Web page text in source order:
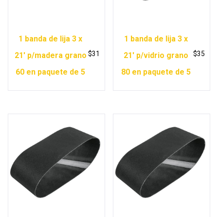
1 banda de lija 3 x
21′ p/madera grano
60 en paquete de 5
$31
1 banda de lija 3 x
21′ p/vidrio grano
80 en paquete de 5
$35